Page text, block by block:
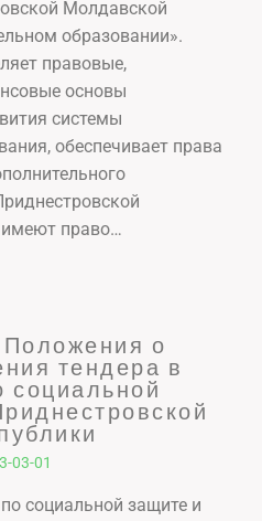
Молдавской
образовании».
правовые,
основы
системы
обеспечивает права
право…
о
тендера в
социальной
03-01
социальной защите и